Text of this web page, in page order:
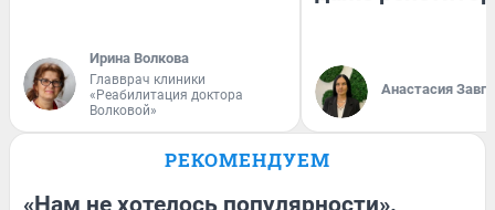
Ирина Волкова
Главврач клиники
«Реабилитация доктора
Волковой»
Анастасия
РЕКОМЕНДУЕМ